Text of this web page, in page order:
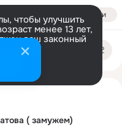
Войти
чтобы улучшить
менее 13 лет,
ваш законный
Акматова ( замужем)